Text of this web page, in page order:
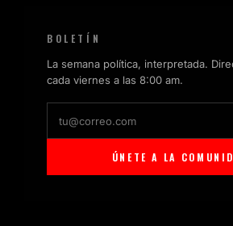
BOLETÍN
La semana política, interpretada.
cada viernes a las 8:00 am.
ÚNETE A LA